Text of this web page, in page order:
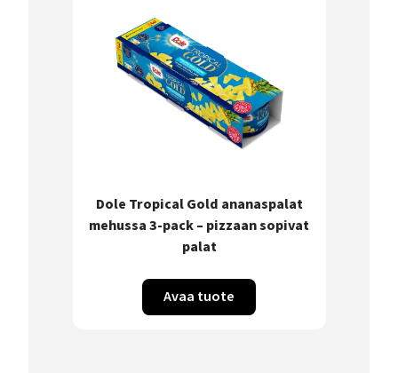
Dole Tropical Gold ananaspalat
mehussa 3-pack – pizzaan sopivat
palat
Avaa tuote